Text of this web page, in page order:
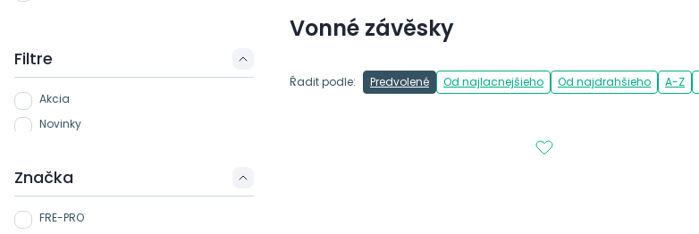
Filtre
Akcia
Novinky
Značka
FRE-PRO
Vonné závěsky
Řadit podle: Predvolené Od najlacnejšieho Od najdrahšieho A-Z